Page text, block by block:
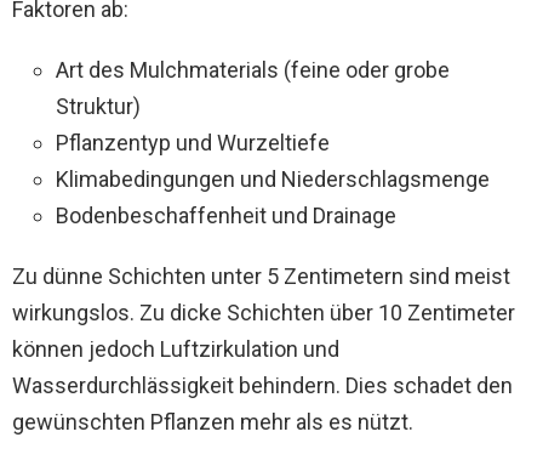
Faktoren ab:
Art des Mulchmaterials (feine oder grobe
Struktur)
Pflanzentyp und Wurzeltiefe
Klimabedingungen und Niederschlagsmenge
Bodenbeschaffenheit und Drainage
Zu dünne Schichten unter 5 Zentimetern sind meist
wirkungslos. Zu dicke Schichten über 10 Zentimeter
können jedoch Luftzirkulation und
Wasserdurchlässigkeit behindern. Dies schadet den
gewünschten Pflanzen mehr als es nützt.